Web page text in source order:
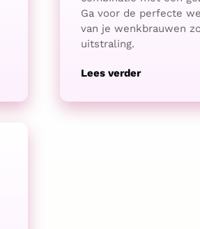
Ga voor de perfecte
van je wenkbrauwen
uitstraling.
Lees verder